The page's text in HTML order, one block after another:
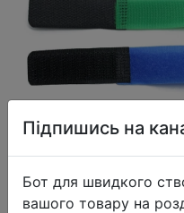
Підпишись на
Бот для швидкого
вашого товару на